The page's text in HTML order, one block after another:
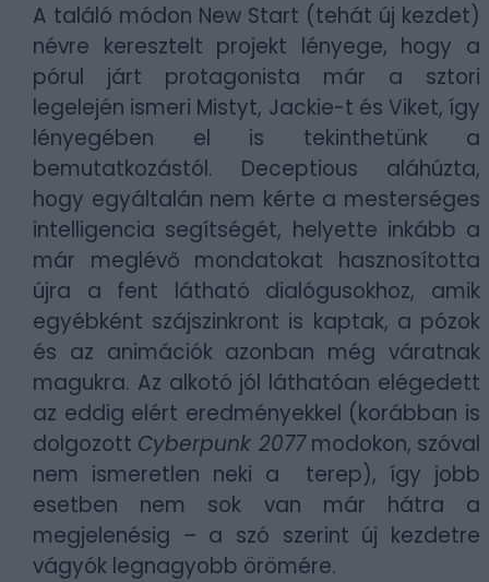
A találó módon New Start (tehát új kezdet)
névre keresztelt projekt lényege, hogy a
pórul járt protagonista már a sztori
legelején ismeri Mistyt, Jackie-t és Viket, így
lényegében el is tekinthetünk a
bemutatkozástól. Deceptious aláhúzta,
hogy egyáltalán nem kérte a mesterséges
intelligencia segítségét, helyette inkább a
már meglévő mondatokat hasznosította
újra a fent látható dialógusokhoz, amik
egyébként szájszinkront is kaptak, a pózok
és az animációk azonban még váratnak
magukra. Az alkotó jól láthatóan elégedett
az eddig elért eredményekkel (korábban is
dolgozott Cyberpunk 2077modokon, szóval
nem ismeretlen neki a terep), így jobb
esetben nem sok van már hátra a
megjelenésig – a szó szerint új kezdetre
vágyók legnagyobb örömére.